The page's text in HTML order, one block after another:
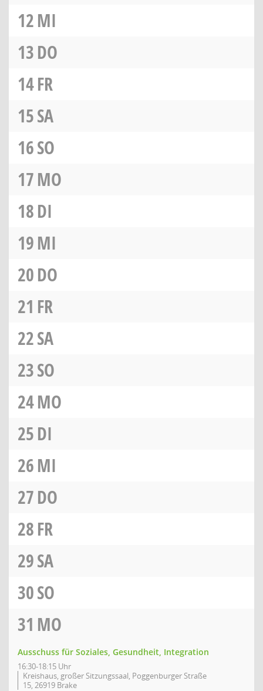
12MI
13DO
14FR
15SA
16SO
17MO
18DI
19MI
20DO
21 FR
22SA
23SO
24MO
25DI
26MI
27DO
28FR
29SA
30SO
31 MO
Ausschuss für Soziales, Gesundheit, Integration
16:30-18:15 Uhr
Kreishaus, großer Sitzungssaal, Poggenburger Straße
15, 26919 Brake